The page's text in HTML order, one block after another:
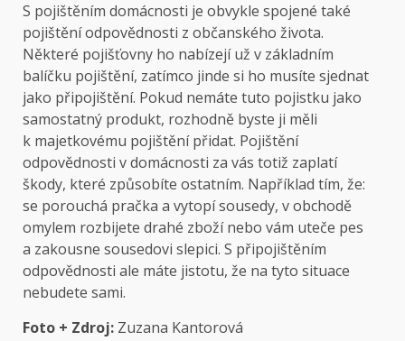
S pojištěním domácnosti je obvykle spojené také
pojištění odpovědnosti z občanského života.
Některé pojišťovny ho nabízejí už v základním
balíčku pojištění, zatímco jinde si ho musíte sjednat
jako připojištění. Pokud nemáte tuto pojistku jako
samostatný produkt, rozhodně byste ji měli
k majetkovému pojištění přidat. Pojištění
odpovědnosti v domácnosti za vás totiž zaplatí
škody, které způsobíte ostatním. Například tím, že:
se porouchá pračka a vytopí sousedy, v obchodě
omylem rozbijete drahé zboží nebo vám uteče pes
a zakousne sousedovi slepici. S připojištěním
odpovědnosti ale máte jistotu, že na tyto situace
nebudete sami.
Foto + Zdroj: Zuzana Kantorová